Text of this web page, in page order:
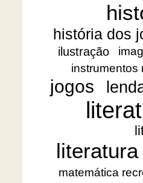
história dos
ilustração
instrumentos
jogos
matemática